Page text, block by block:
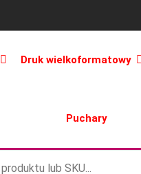
Druk wielkoformatowy
Puchary